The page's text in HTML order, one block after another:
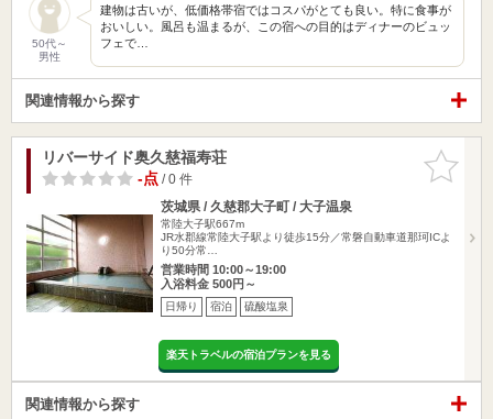
50代～
男性
建物は古いが、低価格帯宿ではコスパがとても良い。特に食事が
おいしい。風呂も温まるが、この宿への目的はディナーのビュッ
フェで…
関連情報から探す
お気に入
りに追加
リバーサイド奥久慈福寿荘
-点/ 0 件
茨城県 / 久慈郡大子町 / 大子温泉
常陸大子駅667m
JR水郡線常陸大子駅より徒歩15分／常磐自動車道那珂ICよ
り50分常…
営業時間 10:00～19:00
入浴料金 500円～
日帰り 宿泊 硫酸塩泉
楽天トラベルの宿泊プランを見る
関連情報から探す